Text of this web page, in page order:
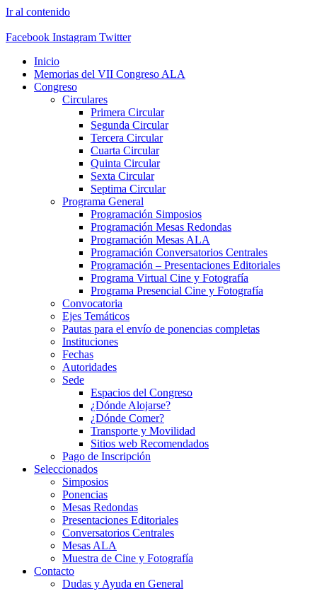
Ir al contenido
Facebook Instagram Twitter
Inicio
Memorias del VII Congreso ALA
Congreso
Circulares
Primera Circular
Segunda Circular
Tercera Circular
Cuarta Circular
Quinta Circular
Sexta Circular
Septima Circular
Programa General
Programación Simposios
Programación Mesas Redondas
Programación Mesas ALA
Programación Conversatorios Centrales
Programación – Presentaciones Editoriales
Programa Virtual Cine y Fotografía
Programa Presencial Cine y Fotografía
Convocatoria
Ejes Temáticos
Pautas para el envío de ponencias completas
Instituciones
Fechas
Autoridades
Sede
Espacios del Congreso
¿Dónde Alojarse?
¿Dónde Comer?
Transporte y Movilidad
Sitios web Recomendados
Pago de Inscripción
Seleccionados
Simposios
Ponencias
Mesas Redondas
Presentaciones Editoriales
Conversatorios Centrales
Mesas ALA
Muestra de Cine y Fotografía
Contacto
Dudas y Ayuda en General